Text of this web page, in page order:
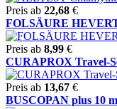
Preis ab 22,68 €
FOLSÄURE
Preis ab 8,99 €
CURAPROX Travel-
Preis ab 13,67 €
BUSCOPAN plus 10